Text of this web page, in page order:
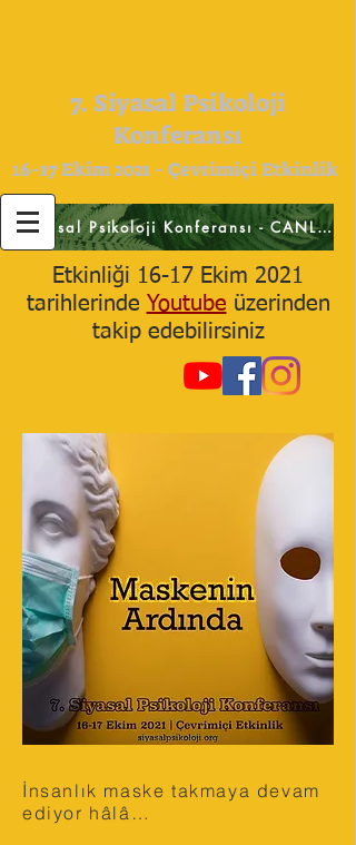
7. Siyasal Psikoloji
Konferansı
16-17 Ekim 2021 - Çevrimiçi Etkinlik
İnsanlık maske takmaya devam
ediyor hâlâ…
Siyasal Psikoloji Konferansı - CANLI YAYIN için tıklayınız
Etkinliği 16-17 Ekim 2021
tarihlerinde Youtube üzerinden
takip edebilirsiniz